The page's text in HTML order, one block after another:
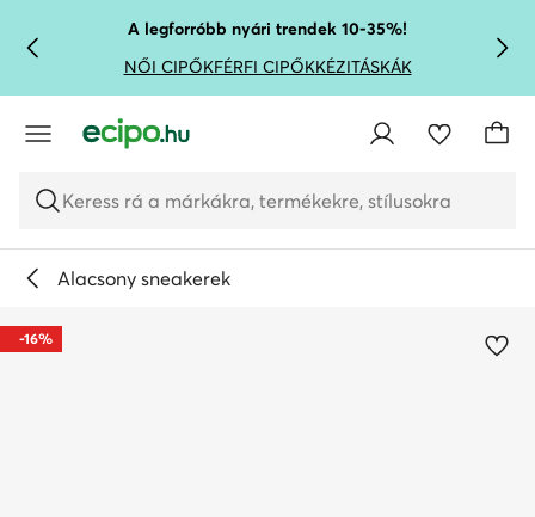
UGRÁS A FŐ TARTALOMRA
UGRÁS A KERESÉSHEZA legforróbb nyári trendek 10-35%!
NŐI CIPŐKFÉRFI CIPŐKKÉZITÁSKÁK
Keress rá a márkákra, termékekre, stílusokra
Alacsony sneakerek
-16%